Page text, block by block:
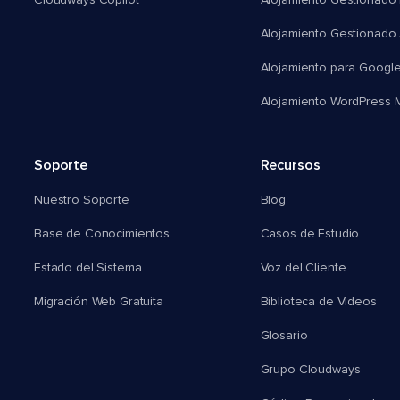
Alojamiento Gestionado
Alojamiento para
Alojamiento WordPress
Soporte
Nuestro Soporte
Base de Conocimientos
Estado del Sistema
Migración Web Gratuita
Recursos
Blog
Casos de Estudio
Voz del Cliente
Biblioteca de Videos
Glosario
Grupo Cloudways